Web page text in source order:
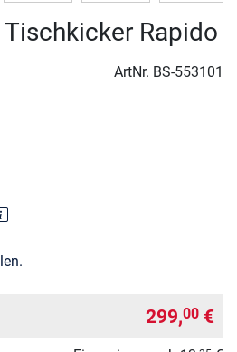
Rapido
ArtNr. BS-553101
299,00 €